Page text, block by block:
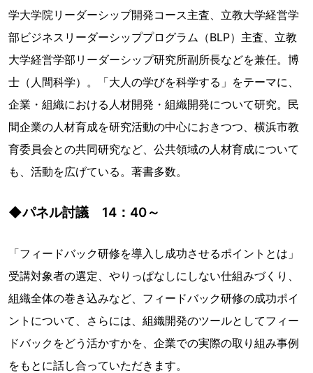
学大学院リーダーシップ開発コース主査、立教大学経営学
部ビジネスリーダーシッププログラム（BLP）主査、立教
大学経営学部リーダーシップ研究所副所長などを兼任。博
士（人間科学）。「大人の学びを科学する」をテーマに、
企業・組織における人材開発・組織開発について研究。民
間企業の人材育成を研究活動の中心におきつつ、横浜市教
育委員会との共同研究など、公共領域の人材育成について
も、活動を広げている。著書多数。
◆パネル討議 14：40～
「フィードバック研修を導入し成功させるポイントとは」
受講対象者の選定、やりっぱなしにしない仕組みづくり、
組織全体の巻き込みなど、フィードバック研修の成功ポイ
ントについて、さらには、組織開発のツールとしてフィー
ドバックをどう活かすかを、企業での実際の取り組み事例
をもとに話し合っていただきます。